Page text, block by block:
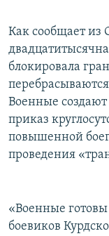
РАСПИСАНИЕ
ПОДПИШИТЕСЬ
СОЦИАЛЬНЫЕ СЕТИ
Как сообщает из
блокировала
Военные
приказ
повышенной
проведения
«Военные
боевиков